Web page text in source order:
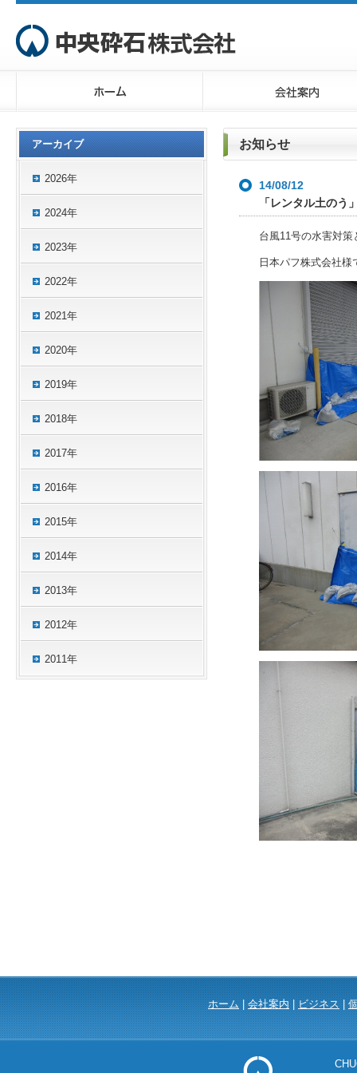
お知らせ
14/08/12
「レンタル土のう
台風11号の水害対
日本パフ株式会社
アーカイブ
2026年
2024年
2023年
2022年
2021年
2020年
2019年
2018年
2017年
2016年
2015年
2014年
2013年
2012年
2011年
ホーム 会社案内 ビジネス